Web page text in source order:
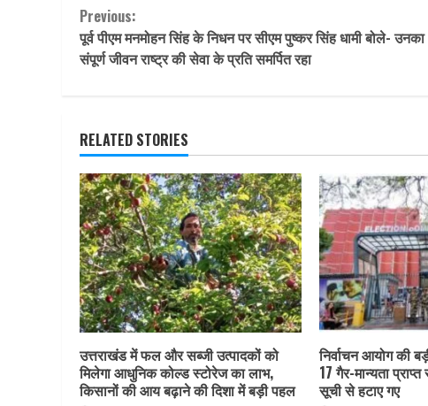
Continue
Reading
Previous:
पूर्व पीएम मनमोहन सिंह के निधन पर सीएम पुष्कर सिंह धामी बोले- उनका
संपूर्ण जीवन राष्ट्र की सेवा के प्रति समर्पित रहा
RELATED STORIES
उत्तराखंड में फल और सब्जी उत्पादकों को
मिलेगा आधुनिक कोल्ड स्टोरेज का लाभ,
किसानों की आय बढ़ाने की दिशा में बड़ी पहल
निर्वाचन आयोग की
17 गैर-मान्यता
सूची से हटाए गए